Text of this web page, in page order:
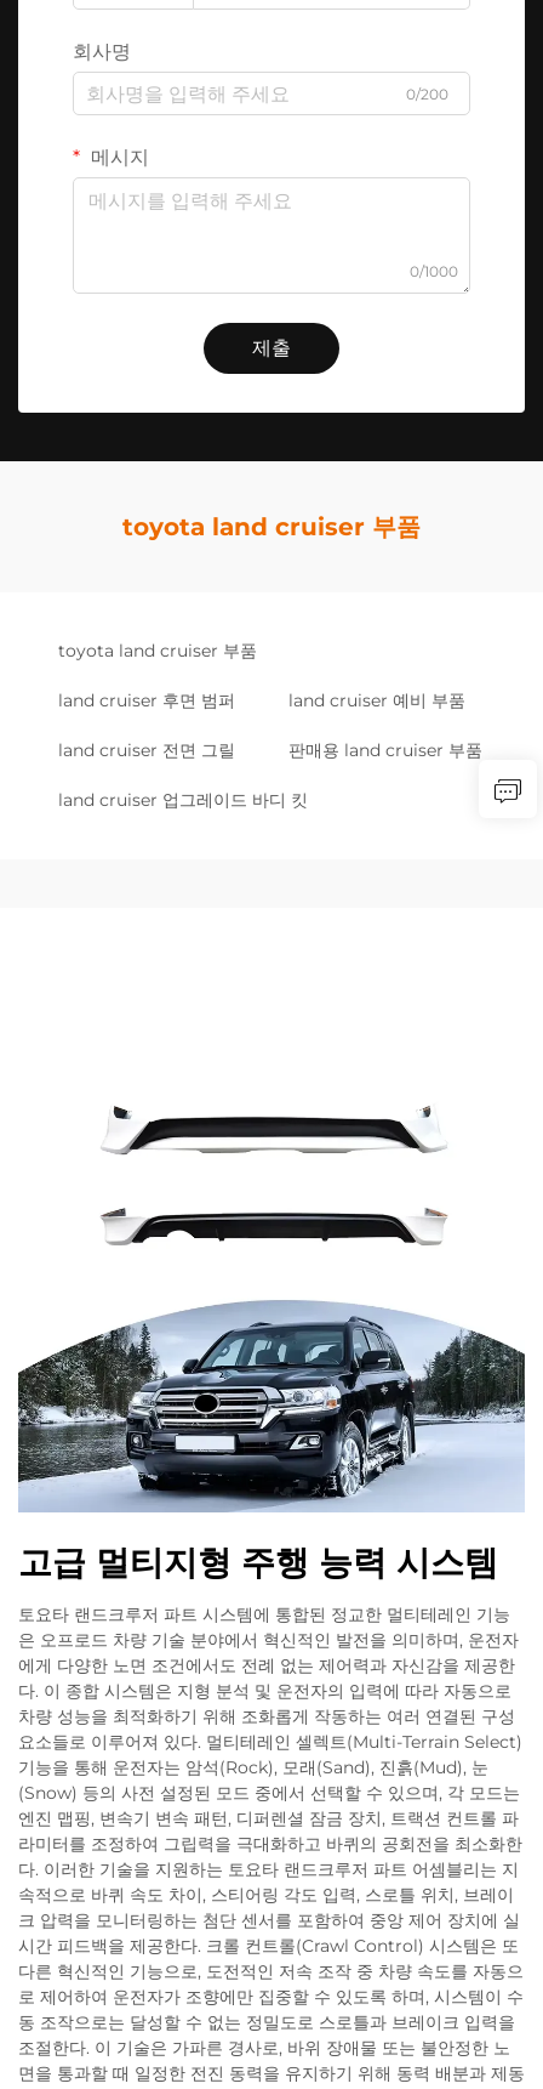
회사명
0/200
메시지
0/1000
제출
toyota land cruiser 부품
toyota land cruiser 부품
land cruiser 후면 범퍼 land cruiser 예비 부품
land cruiser 전면 그릴 판매용 land cruiser 부품
land cruiser 업그레이드 바디 킷
고급 멀티지형 주행 능력 시스템
토요타 랜드크루저 파트 시스템에 통합된 정교한 멀티테레인 기능
은 오프로드 차량 기술 분야에서 혁신적인 발전을 의미하며, 운전자
에게 다양한 노면 조건에서도 전례 없는 제어력과 자신감을 제공한
다. 이 종합 시스템은 지형 분석 및 운전자의 입력에 따라 자동으로
차량 성능을 최적화하기 위해 조화롭게 작동하는 여러 연결된 구성
요소들로 이루어져 있다. 멀티테레인 셀렉트(Multi-Terrain Select)
기능을 통해 운전자는 암석(Rock), 모래(Sand), 진흙(Mud), 눈
(Snow) 등의 사전 설정된 모드 중에서 선택할 수 있으며, 각 모드는
엔진 맵핑, 변속기 변속 패턴, 디퍼렌셜 잠금 장치, 트랙션 컨트롤 파
라미터를 조정하여 그립력을 극대화하고 바퀴의 공회전을 최소화한
다. 이러한 기술을 지원하는 토요타 랜드크루저 파트 어셈블리는 지
속적으로 바퀴 속도 차이, 스티어링 각도 입력, 스로틀 위치, 브레이
크 압력을 모니터링하는 첨단 센서를 포함하여 중앙 제어 장치에 실
시간 피드백을 제공한다. 크롤 컨트롤(Crawl Control) 시스템은 또
다른 혁신적인 기능으로, 도전적인 저속 조작 중 차량 속도를 자동으
로 제어하여 운전자가 조향에만 집중할 수 있도록 하며, 시스템이 수
동 조작으로는 달성할 수 없는 정밀도로 스로틀과 브레이크 입력을
조절한다. 이 기술은 가파른 경사로, 바위 장애물 또는 불안정한 노
면을 통과할 때 일정한 전진 동력을 유지하기 위해 동력 배분과 제동